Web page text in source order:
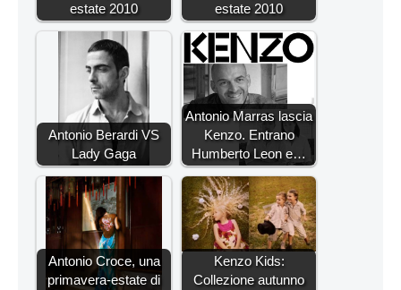
estate 2010
estate 2010
Antonio Berardi VS
Lady Gaga
Antonio Marras lascia
Kenzo. Entrano
Humberto Leon e…
Antonio Croce, una
primavera-estate di
Kenzo Kids:
Collezione autunno